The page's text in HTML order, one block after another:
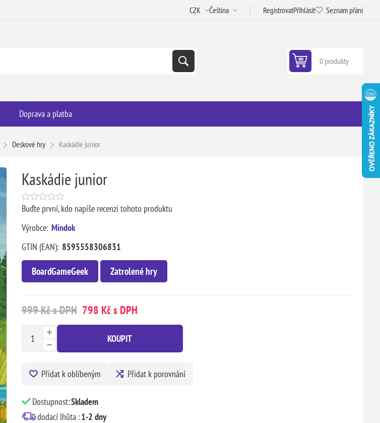
RegistrovatPřihlásit Seznam přání
0 produkty
Doprava a platba
Deskové hry Kaskádie junior
Kaskádie junior
Buďte první, kdo napíše recenzi tohoto produktu
Výrobce: Mindok
GTIN (EAN): 8595558306831
BoardGameGeek Zatrolené hry
999 Kč s DPH 798 Kč s DPH
KOUPIT
Přidat k oblíbeným Přidat k porovnání
Dostupnost:Skladem
dodací lhůta :1-2 dny